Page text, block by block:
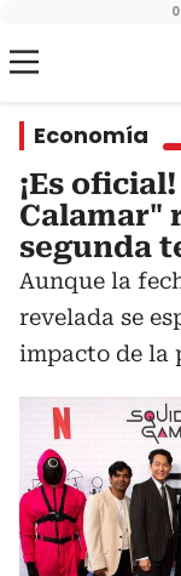
Economía
¡Es
Calamar"
segunda
Aunque la
revelada se
impacto de la